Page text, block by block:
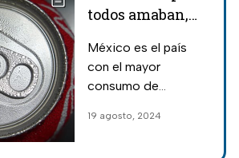
todos amaban,
extinguieron
en México;
entrañables
México es el país
con el mayor
consumo de
mundo; en esta
19 agosto, 2024